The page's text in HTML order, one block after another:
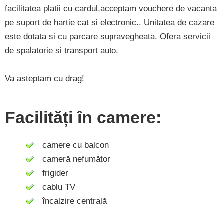
facilitatea platii cu cardul,acceptam vouchere de vacanta
pe suport de hartie cat si electronic.. Unitatea de cazare
este dotata si cu parcare supravegheata. Ofera servicii
de spalatorie si transport auto.
Va asteptam cu drag!
Facilități în camere:
camere cu balcon
cameră nefumători
frigider
cablu TV
încalzire centrală